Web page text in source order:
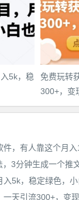
5k，稳
免费玩转
300+，变
件，有人靠这个月
入5k，稳定绿色，
一天引流300+，变